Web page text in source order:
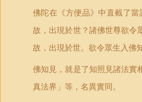
佛陀在《方便品》中直截了
故，出現於世？諸佛世尊欲令
故，出現於世。欲令眾生入佛
佛知見，就是了知照見諸法實
真法界」等，名異實同。